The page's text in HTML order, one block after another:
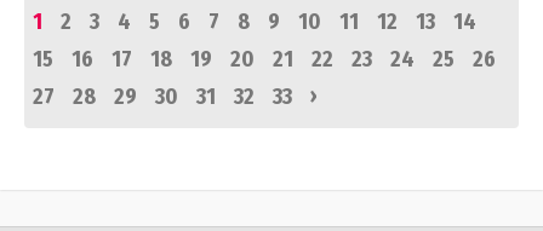
1
2 3 4 5 6 7 8 9 10 11 12 13
14
15
16 17 18 19 20 21 22 23 24 25
26
27
28 29 30 31 32 33 ›